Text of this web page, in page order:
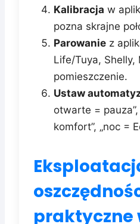
Kalibracja w
pozna skrajne
Parowanie z
Life/Tuya, Shelly,
pomieszczenie.
Ustaw
otwarte =
komfort”, „noc =
praktyczne